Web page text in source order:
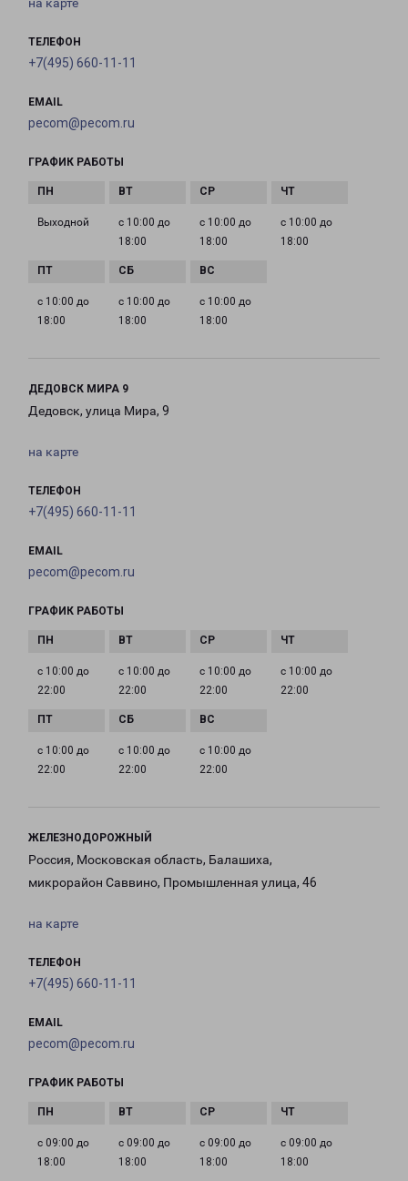
на карте
ТЕЛЕФОН
+7(495) 660-11-11
EMAIL
pecom@pecom.ru
ГРАФИК РАБОТЫ
Выходной
с 10:00 до
18:00
с 10:00 до
18:00
с 10:00 до
18:00
с 10:00 до
18:00
с 10:00 до
18:00
с 10:00 до
18:00
ДЕДОВСК МИРА 9
Дедовск, улица Мира, 9
на карте
ТЕЛЕФОН
+7(495) 660-11-11
EMAIL
pecom@pecom.ru
ГРАФИК РАБОТЫ
с 10:00 до
22:00
с 10:00 до
22:00
с 10:00 до
22:00
с 10:00 до
22:00
с 10:00 до
22:00
с 10:00 до
22:00
с 10:00 до
22:00
ЖЕЛЕЗНОДОРОЖНЫЙ
Россия, Московская область, Балашиха,
микрорайон Саввино, Промышленная улица, 46
на карте
ТЕЛЕФОН
+7(495) 660-11-11
EMAIL
pecom@pecom.ru
ГРАФИК РАБОТЫ
с 09:00 до
18:00
с 09:00 до
18:00
с 09:00 до
18:00
с 09:00 до
18:00